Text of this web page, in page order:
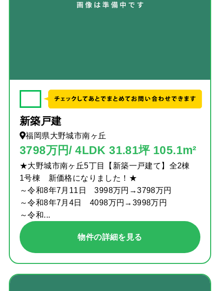
新築戸建
福岡県大野城市南ヶ丘
3798万円/ 4LDK 31.81坪 105.1m²
★大野城市南ヶ丘5丁目【新築一戸建て】全2棟
1号棟 新価格になりました！★
～令和8年7月11日 3998万円→3798万円
～令和8年7月4日 4098万円→3998万円
～令和...
物件の詳細を見る